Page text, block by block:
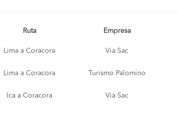
Ruta Empresa
Lima a Coracora Via Sac
Lima a Coracora Turismo Palomino
Ica a Coracora Via Sac